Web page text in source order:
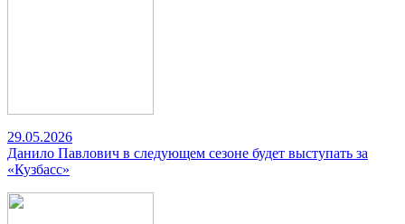
29.05.2026
Данило Павлович в следующем сезоне будет выступать за
«Кузбасс»